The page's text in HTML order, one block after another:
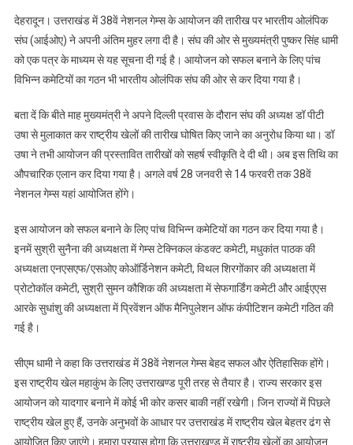
देहरादून। उत्तराखंड में 38वें नेशनल गेम्स के आयोजन की तारीख पर भारतीय ओलंपिक
संघ (आईओए) ने अपनी अंतिम मुहर लगा दी है। संघ की ओर से मुख्यमंत्री पुष्कर सिंह धामी
को एक पत्र के माध्यम से यह सूचना दी गई है। आयोजन को सफल बनाने के लिए पांच
विभिन्न कमेटियों का गठन भी भारतीय ओलंपिक संघ की ओर से कर दिया गया है।
बता दें कि बीते माह मुख्यमंत्री ने अपने दिल्ली प्रवास के दौरान संघ की अध्यक्ष डॉ पीटी
उषा से मुलाकात कर राष्ट्रीय खेलों की तारीख घोषित किए जाने का अनुरोध किया था। डॉ
उषा ने तभी आयोजन की प्रस्तावित तारीखों को सहर्ष स्वीकृति दे दी थी। अब इस तिथि का
औपचारिक एलान कर दिया गया है। अगले वर्ष 28 जनवरी से 14 फरवरी तक 38वें
नेशनल गेम्स यहां आयोजित होंगे।
इस आयोजन को सफल बनाने के लिए पांच विभिन्न कमेटियों का गठन कर दिया गया है।
इनमें सुश्री सुनैना की अध्यक्षता में गेम्स टेक्निकल कंडक्ट कमेटी, मधुकांत पाठक की
अध्यक्षता एनएसएफ/एसओए कोऑर्डिनेशन कमेटी, विथल शिरगोंकार की अध्यक्षता में
प्रोटोकॉल कमेटी, सुश्री सुमन कौशिक की अध्यक्षता में सेफगार्डिंग कमेटी और आईएएस
आरके सुधांशु की अध्यक्षता में प्रिवेंशन ऑफ मैनिपुलेशन ऑफ कंपीटिशन कमेटी गठित की
गई है।
सीएम धामी ने कहा कि उत्तराखंड में 38वें नेशनल गेम्स बेहद सफल और ऐतिहासिक होंगे।
इस राष्ट्रीय खेल महाकुंभ के लिए उत्तराखण्ड पूरी तरह से तैयार है। राज्य सरकार इस
आयोजन को यादगार बनाने में कोई भी कोर कसर बाकी नहीं रखेगी। जिन राज्यों में पिछले
राष्ट्रीय खेल हुए हैं, उनके अनुभवों के आधार पर उत्तराखंड में राष्ट्रीय खेल बेहतर ढंग से
आयोजित किए जाएंगे। हमारा प्रयास होगा कि उत्तराखण्ड में राष्ट्रीय खेलों का आयोजन